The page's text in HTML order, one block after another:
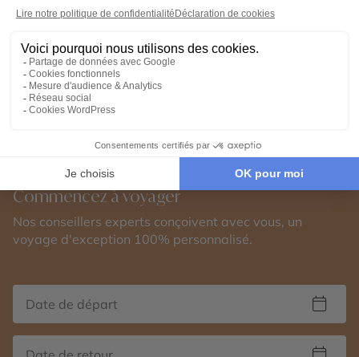
Voir tous nos Voyages Inde (39)
Commencez à voyager
Nos conseillers experts conçoivent avec vous, un
voyage d'exception 100% personnalisé.